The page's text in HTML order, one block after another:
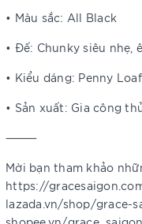
• Màu sắc: All Black
• Đế: Chunky siêu nhẹ,
• Kiểu dáng: Penny
• Sản xuất: Gia công
⸻
Mời bạn tham khảo
https://
lazada.vn/shop/grace-